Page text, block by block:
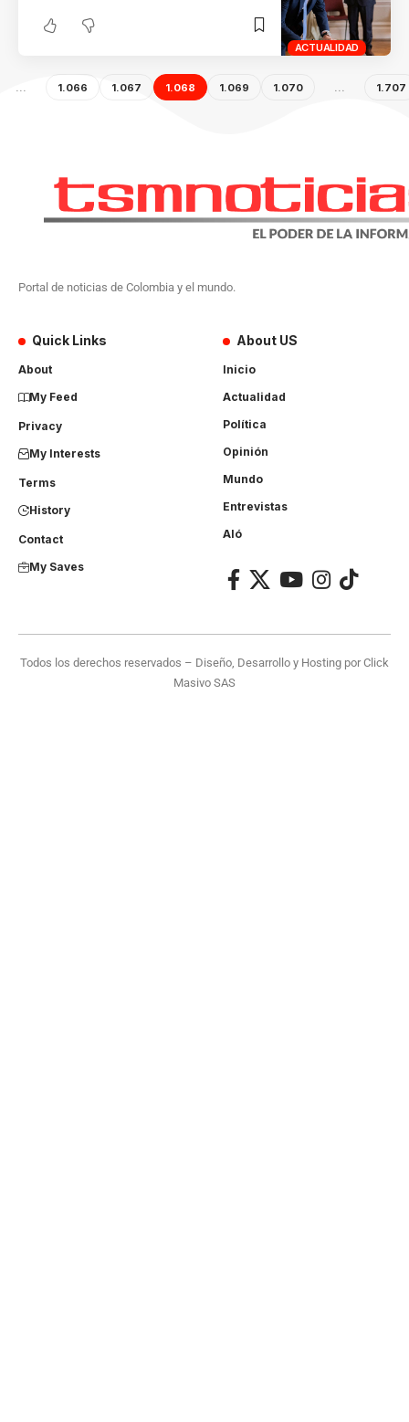
ACTUALIDAD
1.066 1.067 1.068 1.069 1.070 1.707
Portal de noticias de Colombia y el mundo.
Quick Links
About
My Feed
Privacy
My Interests
Terms
History
Contact
My Saves
About US
Inicio
Actualidad
Política
Opinión
Mundo
Entrevistas
Aló
Todos los derechos reservados – Diseño, Desarrollo y Hosting porClick
Masivo SAS